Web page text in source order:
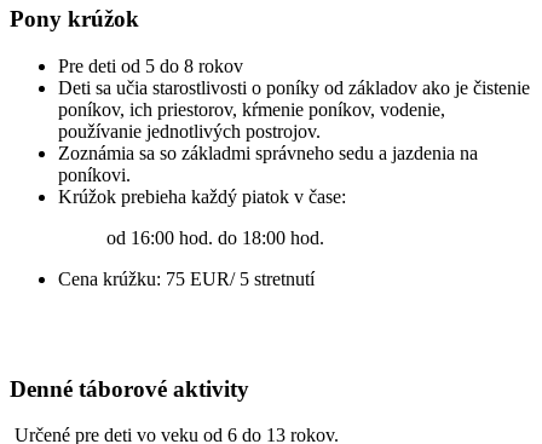
Pony krúžok
Pre deti od 5 do 8 rokov
Deti sa učia starostlivosti o poníky od základov ako je čistenie
poníkov, ich priestorov, kŕmenie poníkov, vodenie,
používanie jednotlivých postrojov.
Zoznámia sa so základmi správneho sedu a jazdenia na
poníkovi.
Krúžok prebieha každý piatok v čase:
od 16:00 hod. do 18:00 hod.
Cena krúžku: 75 EUR/ 5 stretnutí
Denné táborové aktivity
Určené pre deti vo veku od 6 do 13 rokov.